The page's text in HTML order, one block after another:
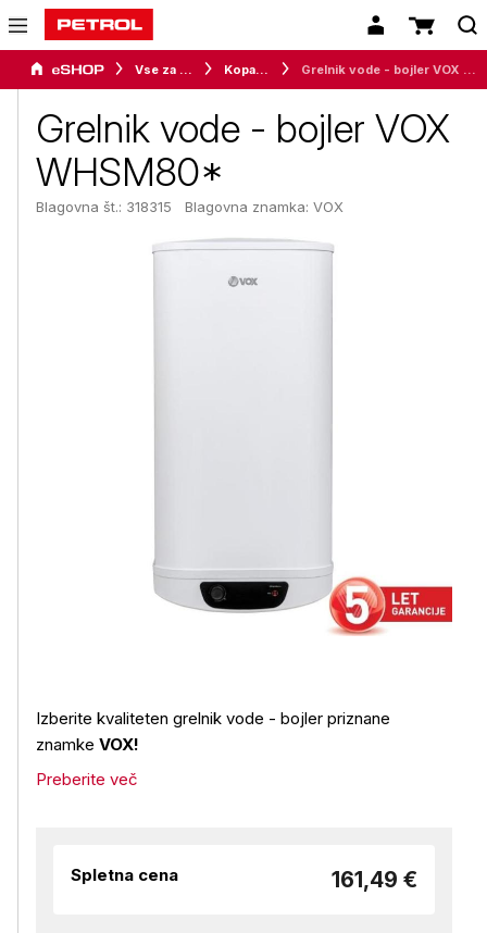
Vse za dom Kopalnica
Grelnik vode - bojler VOX
WHSM80*
Blagovna št.: 318315 Blagovna znamka: VOX
Izberite kvaliteten grelnik vode - bojler priznane
znamke VOX!
Preberite več
Spletna cena 161,49 €